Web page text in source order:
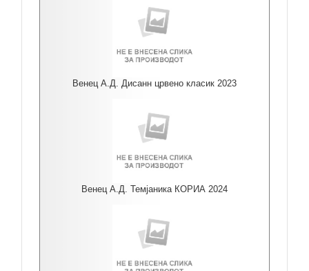
Венец А.Д. Дисанн црвено класик 2023
Венец А.Д. Темјаника КОРИА 2024